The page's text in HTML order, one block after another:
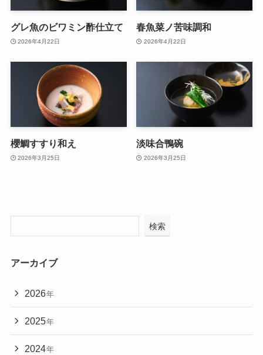
グレ魚のビワミン酢仕立て
2026年4月22日
春魚菜ノ苦味調和
2026年4月22日
櫻鯛すすり和え
2026年3月25日
淡味合鴨碗
2026年3月25日
検索
アーカイブ
2026年
2025年
2024年